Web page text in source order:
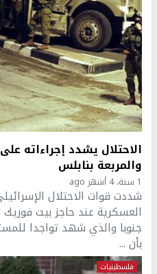
الاحتلال يشدد إجراءاته
والمربعة بنابلس
1 سنة، 4 أشهر ago
شددت قوات الاحتلال
العسكرية عند حاجز بيت
جنوبا والذي شهد تواجدا
بأن ...
فلسطينيات